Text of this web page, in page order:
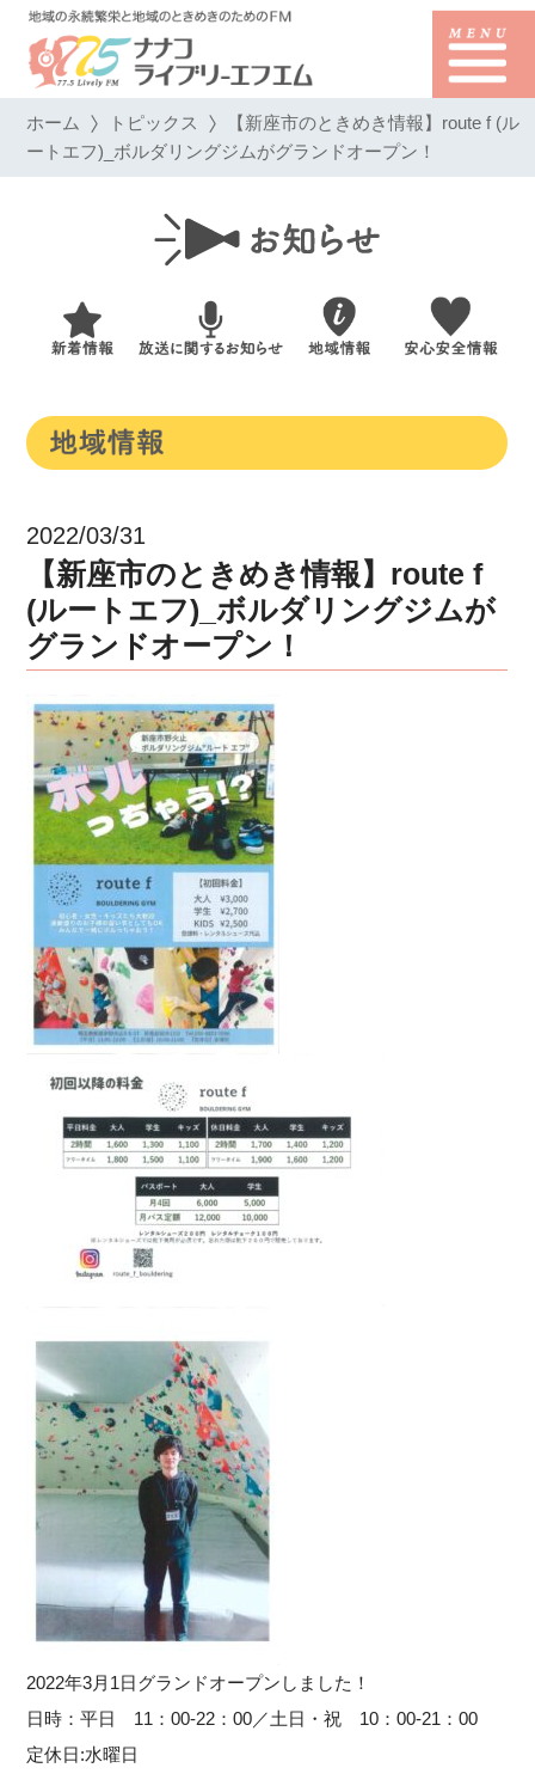
ホーム トピックス 【新座市のときめき情報】route f (ル
ートエフ)_ボルダリングジムがグランドオープン！
2022/03/31
【新座市のときめき情報】route f
(ルートエフ)_ボルダリングジムが
グランドオープン！
2022年3月1日グランドオープンしました！
日時：平日 11：00-22：00／土日・祝 10：00-21：00
定休日:水曜日